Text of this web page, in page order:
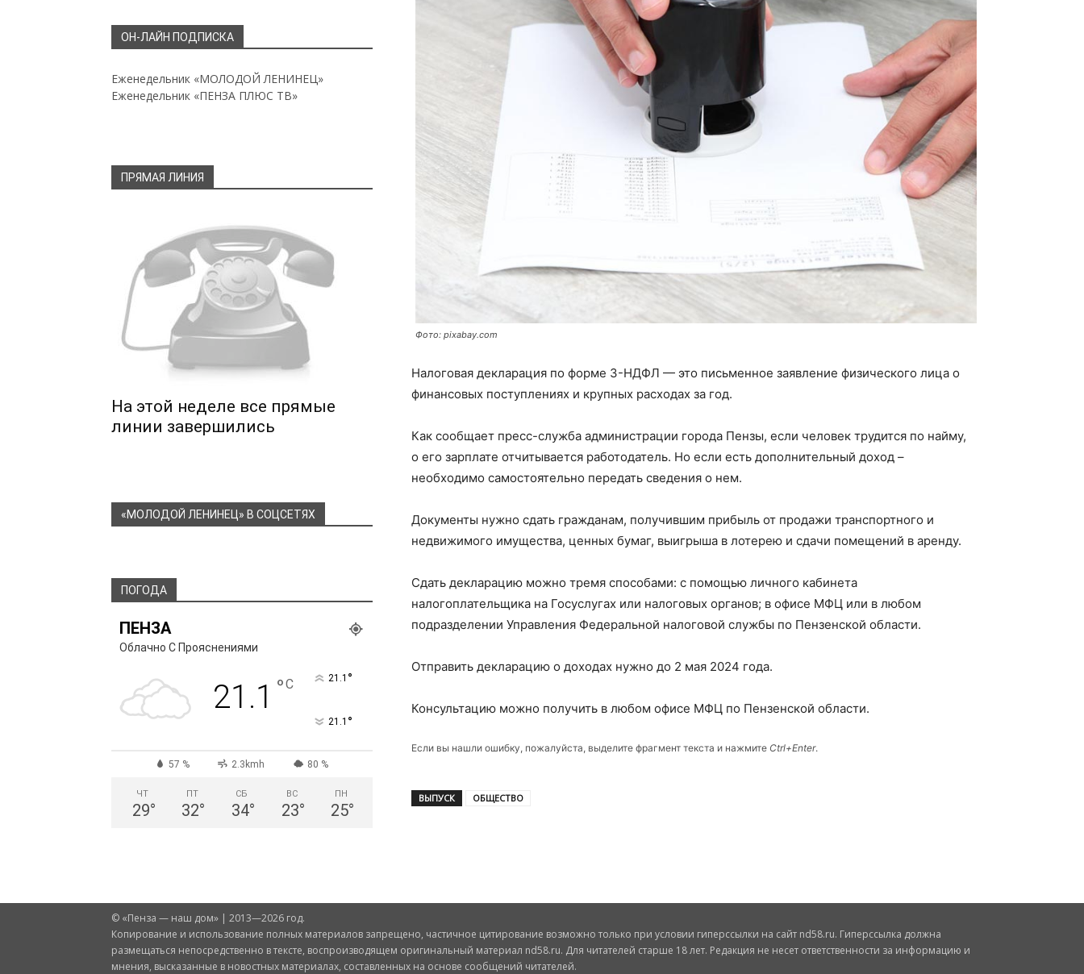
Фото: pixabay.com
Налоговая декларация по форме 3-НДФЛ — это письменное заявление физического лица о
финансовых поступлениях и крупных расходах за год.
Как сообщает пресс-служба администрации города Пензы, если человек трудится по найму,
о его зарплате отчитывается работодатель. Но если есть дополнительный доход –
необходимо самостоятельно передать сведения о нем.
Документы нужно сдать гражданам, получившим прибыль от продажи транспортного и
недвижимого имущества, ценных бумаг, выигрыша в лотерею и сдачи помещений в аренду.
Сдать декларацию можно тремя способами: с помощью личного кабинета
налогоплательщика на Госуслугах или налоговых органов; в офисе МФЦ или в любом
подразделении Управления Федеральной налоговой службы по Пензенской области.
Отправить декларацию о доходах нужно до 2 мая 2024 года.
Консультацию можно получить в любом офисе МФЦ по Пензенской области.
Если вы нашли ошибку, пожалуйста, выделите фрагмент текста и нажмите Ctrl+Enter.
ВЫПУСК ОБЩЕСТВО
ОН-ЛАЙН ПОДПИСКА
Еженедельник «МОЛОДОЙ ЛЕНИНЕЦ»
Еженедельник «ПЕНЗА ПЛЮС ТВ»
ПРЯМАЯ ЛИНИЯ
На этой неделе все прямые
линии завершились
«МОЛОДОЙ ЛЕНИНЕЦ» В СОЦСЕТЯХ
ПОГОДА
ПЕНЗА
Облачно С Прояснениями
21.1 °C 21.1 °
21.1 °
57 % 2.3kmh 80 %
ЧТ
29°
ПТ
32°
СБ
34°
ВС
23°
ПН
25°
© «Пенза — наш дом» | 2013—2026 год.
Копирование и использование полных материалов запрещено, частичное цитирование возможно только при условии гиперссылки на сайт nd58.ru. Гиперссылка должна
размещаться непосредственно в тексте, воспроизводящем оригинальный материал nd58.ru. Для читателей старше 18 лет. Редакция не несет ответственности за информацию и
мнения, высказанные в новостных материалах, составленных на основе сообщений читателей.